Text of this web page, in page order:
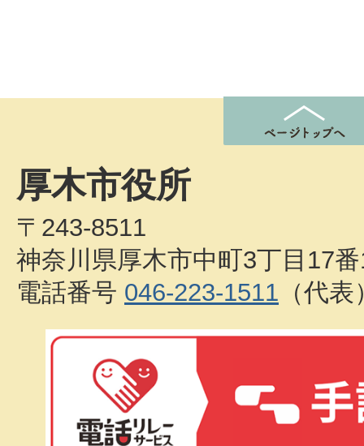
厚木市役所
〒243-8511
神奈川県厚木市中町3丁目17
電話番号 046-223-1511 （代表